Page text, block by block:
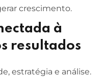
crescimento.
à
resultados
estratégia e análise.